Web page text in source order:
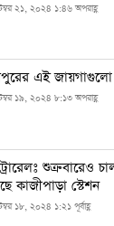
২১, ২০২৪ ১:৪৬ অপরাহ্ণ
এই জায়গাগুলো
১৯, ২০২৪ ৮:১৩ অপরাহ্ণ
শুক্রবারেও
কাজীপাড়া স্টেশন
১৮, ২০২৪ ১:২১ পূর্বাহ্ণ